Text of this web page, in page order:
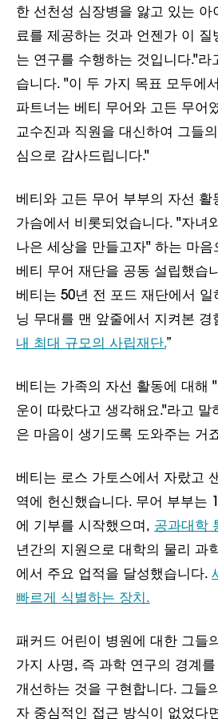
한 선천성 심장병을 앓고 있는 아
료를 제공하는 것과 언젠가 이 질
는 연구를 수행하는 것입니다."라
습니다. "이 두 가지 목표 모두에
파트너는 베티 무어와 고든 무어
교수진과 직원을 대신하여 그들
심으로 감사드립니다."
베티와 고든 무어 부부의 자선 활
가슴에서 비롯되었습니다. "자녀
나은 세상을 만들고자" 하는 마음
베티 무어 재단을 공동 설립했습
베티는 50년 전 포드 재단에서
닝 무대를 맨 앞줄에서 지켜본 경
내 최대 규모의 사립재단.”
베티는 가족의 자선 활동에 대해
운이 따랐다고 생각해요."라고 말
은 마음이 생기도록 도와주는 거
베티는 로스 가토스에서 자랐고
역에 헌신했습니다. 무어 부부는
에 기부를 시작했으며, 공과대학
년간의 지원으로 대학의 물리 과
에서 주요 업적을 달성했습니다.
빠르게 식별하는 장치.
패커드 어린이 병원에 대한 그들
가지 사명, 즉 과학 연구의 경계
개선하는 것을 구현합니다. 그들
자 중심적인 접근 방식이 없었다